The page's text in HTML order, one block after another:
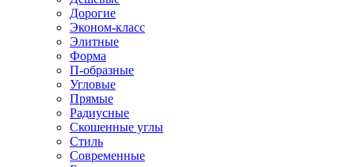
Дорогие
Эконом-класс
Элитные
Форма
П-образные
Угловые
Прямые
Радиусные
Скошенные углы
Стиль
Современные